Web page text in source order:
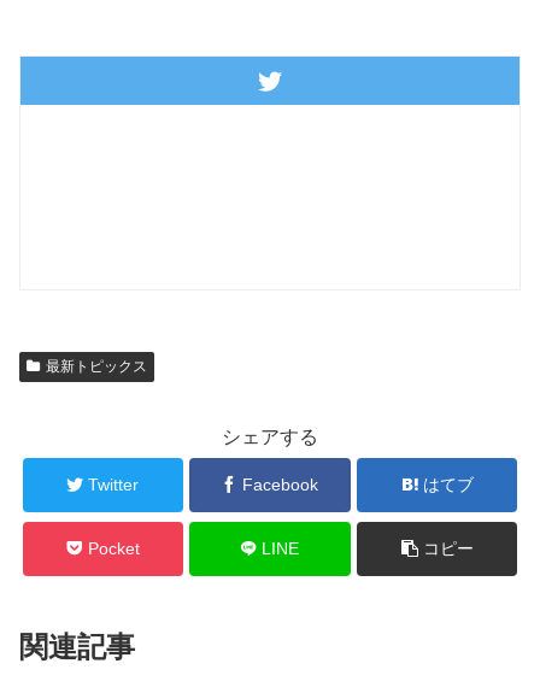
最新トピックス
シェアする
Twitter Facebook はてブ
Pocket LINE コピー
関連記事